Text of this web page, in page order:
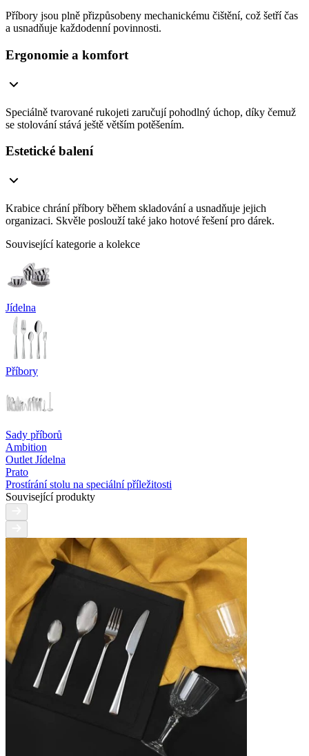
Příbory jsou plně přizpůsobeny mechanickému čištění, což šetří čas
a usnadňuje každodenní povinnosti.
Ergonomie a komfort
Speciálně tvarované rukojeti zaručují pohodlný úchop, díky čemuž
se stolování stává ještě větším potěšením.
Estetické balení
Krabice chrání příbory během skladování a usnadňuje jejich
organizaci. Skvěle poslouží také jako hotové řešení pro dárek.
Související kategorie a kolekce
Jídelna
Příbory
Sady příborů
Ambition
Outlet Jídelna
Prato
Prostírání stolu na speciální příležitosti
Související produkty